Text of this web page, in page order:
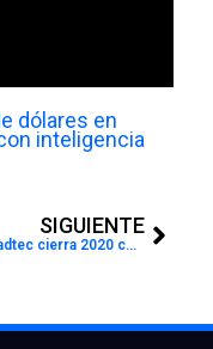
dólares en
inteligencia
SIGUIENTE
Padtec cierra 2020 con un crecimiento del 21,7% en los ingresos operativos